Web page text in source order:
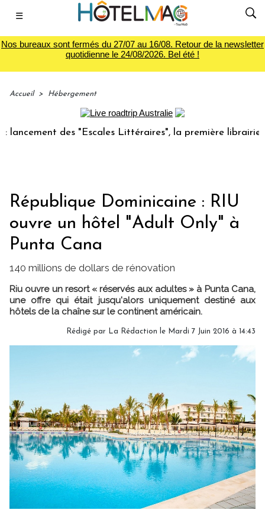
☰
Nos bureaux sont fermés du 27/07 au 16/08. Retour de la newsletter
quotidienne le 24/08/2026. Bel été !
Accueil > Hébergement
des "Escales Littéraires", la première librairie du
République Dominicaine : RIU
ouvre un hôtel "Adult Only" à
Punta Cana
140 millions de dollars de rénovation
Riu ouvre un resort « réservés aux adultes » à Punta Cana,
une offre qui était jusqu'alors uniquement destiné aux
hôtels de la chaîne sur le continent américain.
Rédigé par La Rédaction le Mardi 7 Juin 2016 à 14:43